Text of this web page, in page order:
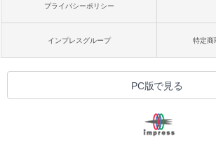
プライバシーポリシー
インプレスグループ 特定商
PC版で見る